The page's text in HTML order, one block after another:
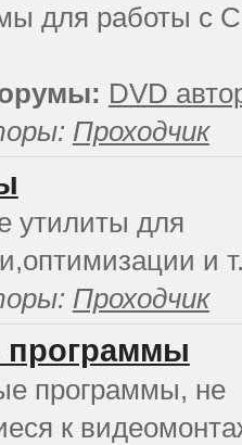
для работы с
DVD
Проходчик
утилиты для
и
Проходчик
программы
программы, не
к